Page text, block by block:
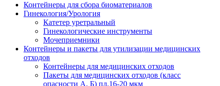
Контейнеры для сбора биоматериалов
Гинекология/Урология
Катетер уретральный
Гинекологические инструменты
Мочеприемники
Контейнеры и пакеты для утилизации медицинских
отходов
Контейнеры для медицинских отходов
Пакеты для медицинских отходов (класс
опасности А. Б) пл.16-20 мкм